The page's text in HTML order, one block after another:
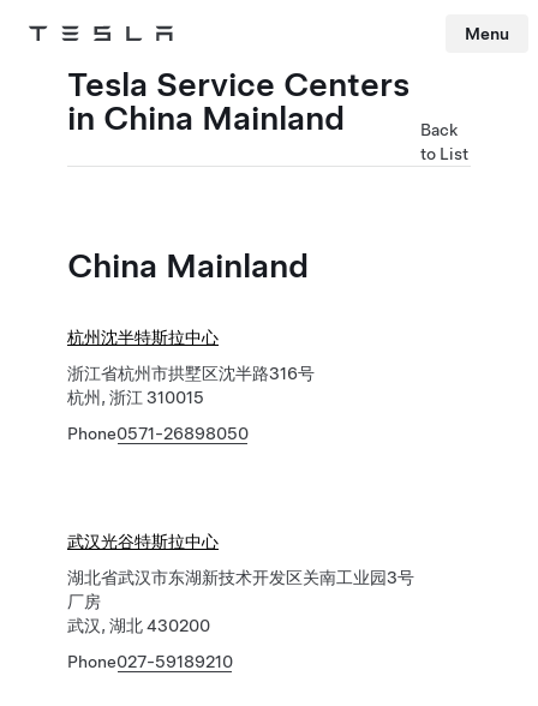
Tesla Menu
Tesla Service Centers
in China Mainland
Back
to List
China Mainland
杭州沈半特斯拉中心
浙江省杭州市拱墅区沈半路316号
杭州, 浙江 310015
Phone0571-26898050
武汉光谷特斯拉中心
湖北省武汉市东湖新技术开发区关南工业园3号
厂房
武汉, 湖北 430200
Phone027-59189210